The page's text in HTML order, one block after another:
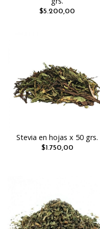
$5.200,00
Stevia en hojas x 50 grs.
$1.750,00